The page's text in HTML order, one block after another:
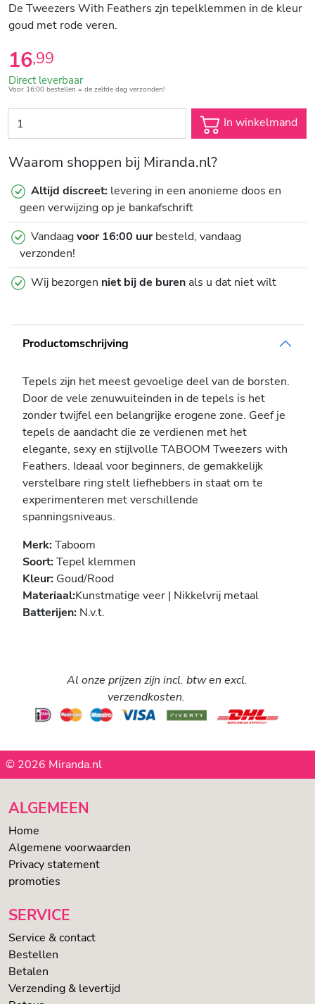
De Tweezers With Feathers zjn tepelklemmen in de kleur
goud met rode veren.
16,99
Direct leverbaar
Voor 16:00 bestellen = de zelfde dag verzonden!
In winkelmand
Waarom shoppen bij Miranda.nl?
Altijd discreet: levering in een anonieme doos en
geen verwijzing op je bankafschrift
Vandaagvoor 16:00 uurbesteld, vandaag
verzonden!
Wij bezorgen niet bij de burenals u dat niet wilt
Productomschrijving
Tepels zijn het meest gevoelige deel van de borsten.
Door de vele zenuwuiteinden in de tepels is het
zonder twijfel een belangrijke erogene zone. Geef je
tepels de aandacht die ze verdienen met het
elegante, sexy en stijlvolle TABOOM Tweezers with
Feathers. Ideaal voor beginners, de gemakkelijk
verstelbare ring stelt liefhebbers in staat om te
experimenteren met verschillende
spanningsniveaus.
Merk:Taboom
Soort:Tepel klemmen
Kleur: Goud/Rood
Materiaal:Kunstmatige veer | Nikkelvrij metaal
Batterijen: N.v.t.
Al onze prijzen zijn incl. btw en excl.
verzendkosten.
© 2026 Miranda.nl
ALGEMEEN
Home
Algemene voorwaarden
Privacy statement
promoties
SERVICE
Service & contact
Bestellen
Betalen
Verzending & levertijd